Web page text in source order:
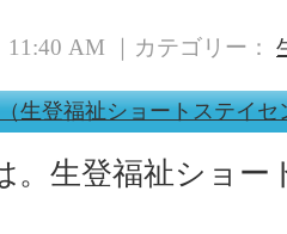
AM ｜カテゴリー：
生登福祉ショートステイセ
。生登福祉ショー